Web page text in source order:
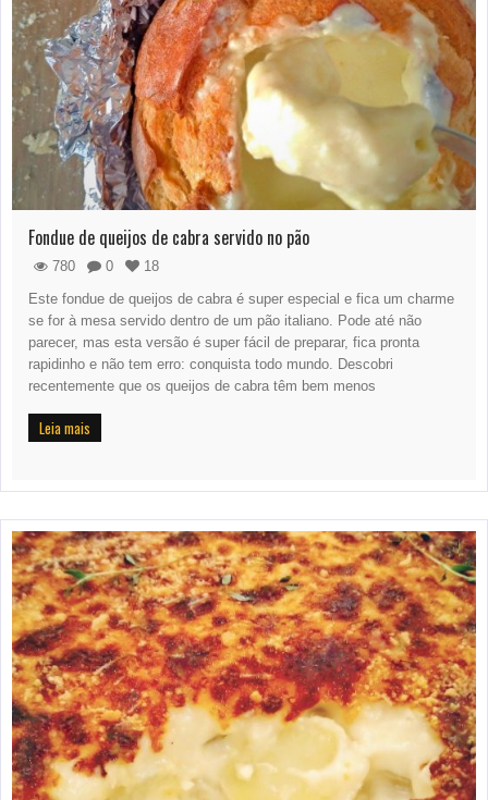
Fondue de queijos de cabra servido no pão
780 0
18
Este fondue de queijos de cabra é super especial e fica um charme
se for à mesa servido dentro de um pão italiano. Pode até não
parecer, mas esta versão é super fácil de preparar, fica pronta
rapidinho e não tem erro: conquista todo mundo. Descobri
recentemente que os queijos de cabra têm bem menos
Leia mais